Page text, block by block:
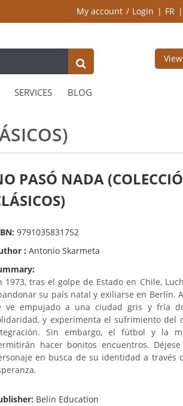
My account Login FR
SERVICES BLOG
PASÓ NADA
9791035831752
: Antonio Skarmeta
1973, tras el golpe de Estado en Chile,
su país natal y exiliarse en Berlín.
ve empujado a una ciudad gris y fría
y experimenta el sufrimiento del
Sin embargo, el fútbol y la
hacer bonitos encuentros.
en busca de su identidad a través
Belin Education